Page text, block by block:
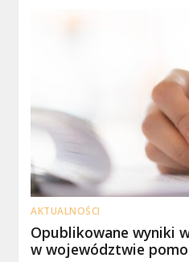
AKTUALNOŚCI
Opublikowane wyniki
w województwie